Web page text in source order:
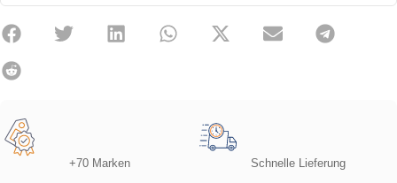
+70 Marken Schnelle Lieferung